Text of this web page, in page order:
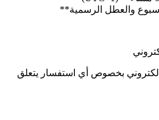
والعطل الرسمية**
بخصوص أي استفسار يتعلق